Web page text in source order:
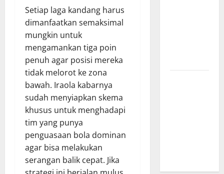
Setiap laga kandang harus
dimanfaatkan semaksimal
mungkin untuk
mengamankan tiga poin
penuh agar posisi mereka
tidak melorot ke zona
bawah. Iraola kabarnya
sudah menyiapkan skema
khusus untuk menghadapi
tim yang punya
penguasaan bola dominan
agar bisa melakukan
serangan balik cepat. Jika